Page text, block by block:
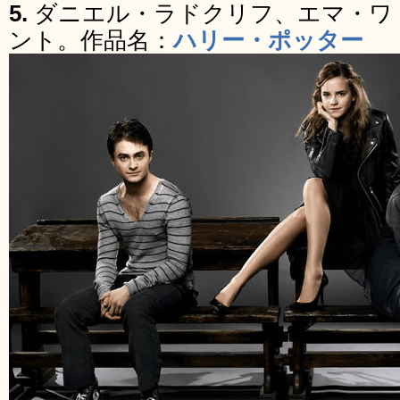
5. ダニエル・ラドクリフ、エマ・
ント。作品名：ハリー・ポッター